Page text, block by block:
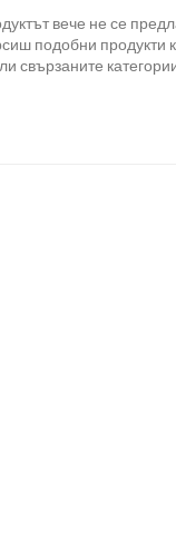
вече не се
подобни продукти
свързаните